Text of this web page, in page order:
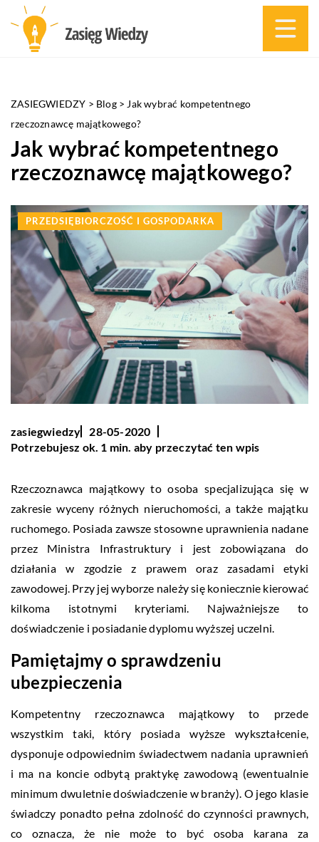
ZASIEGWIEDZY > Blog> Jak wybrać kompetentnego
rzeczoznawcę majątkowego?
Jak wybrać kompetentnego
rzeczoznawcę majątkowego?
PRZEDSIĘBIORCZOŚĆ I GOSPODARKA
zasiegwiedzy
28-05-2020
Potrzebujesz ok. 1 min. aby przeczytać ten wpis
Rzeczoznawca majątkowy to osoba specjalizująca się w
zakresie wyceny różnych nieruchomości, a także majątku
ruchomego. Posiada zawsze stosowne uprawnienia nadane
przez Ministra Infrastruktury i jest zobowiązana do
działania w zgodzie z prawem oraz zasadami etyki
zawodowej. Przy jej wyborze należy się koniecznie kierować
kilkoma istotnymi kryteriami. Najważniejsze to
doświadczenie i posiadanie dyplomu wyższej uczelni.
Pamiętajmy o sprawdzeniu
ubezpieczenia
Kompetentny rzeczoznawca majątkowy to przede
wszystkim taki, który posiada wyższe wykształcenie,
dysponuje odpowiednim świadectwem nadania uprawnień
i ma na koncie odbytą praktykę zawodową (ewentualnie
minimum dwuletnie doświadczenie w branży). O jego klasie
świadczy ponadto pełna zdolność do czynności prawnych,
co oznacza, że nie może to być osoba karana za